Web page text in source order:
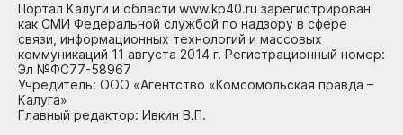
Портал Калуги и области www.kp40.ru зарегистрирован
как СМИ Федеральной службой по надзору в сфере
связи, информационных технологий и массовых
коммуникаций 11 августа 2014 г. Регистрационный номер:
Эл №ФС77-58967
Учредитель: ООО «Агентство «Комсомольская правда –
Калуга»
Главный редактор: Ивкин В.П.